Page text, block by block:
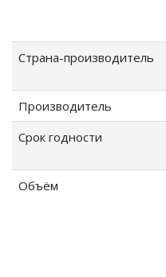
Страна-производитель
Производитель
Срок годности
Объём